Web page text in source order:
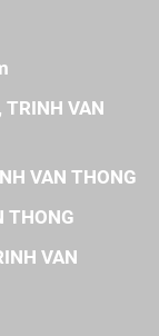
VAN
VAN THONG
THONG
VAN